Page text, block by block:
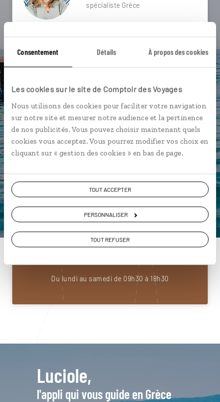
Consentement Détails À propos des cookies
Les cookies sur le site de Comptoir des Voyages
Nous utilisons des cookies pour faciliter votre navigation
sur notre site et mesurer notre audience et la pertinence
de nos publicités. Vous pouvez choisir maintenant quels
cookies vous acceptez. Vous pourrez modifier vos choix en
cliquant sur « gestion des cookies » en bas de page.
TOUT ACCEPTER
PERSONNALISER
TOUT REFUSER
spécialiste Grèce
Échangez en face à face ou depuis nos studios
connectés en agence, mais aussi par email ou
téléphone.
Vous gardez le même interlocuteur avant,
pendant et après votre voyage.
DEMANDER UN DEVIS
ou
Construisez votre voyage avec un spécialiste Grèce
01 85 08 22 94
Du lundi au samedi de 09h30 à 18h30
Luciole,
l'appli qui vous guide en Grèce